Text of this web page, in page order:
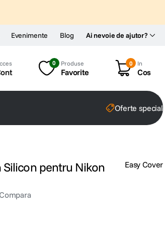
Ai nevoie de ajutor?
Evenimente Blog
0 Produse
Favorite
0 In
Cos
Oferte
Silicon pentru Nikon
Compara
Easy Cover